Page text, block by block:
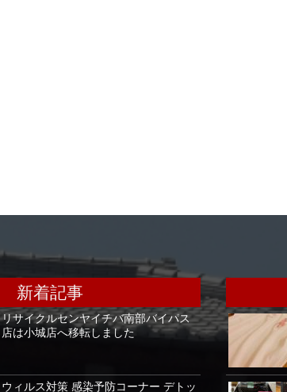
新着記事
リサイクルセンヤイチバ南部バイパス
店は小城店へ移転しました
ウィルス対策 感染予防コーナー デトッ